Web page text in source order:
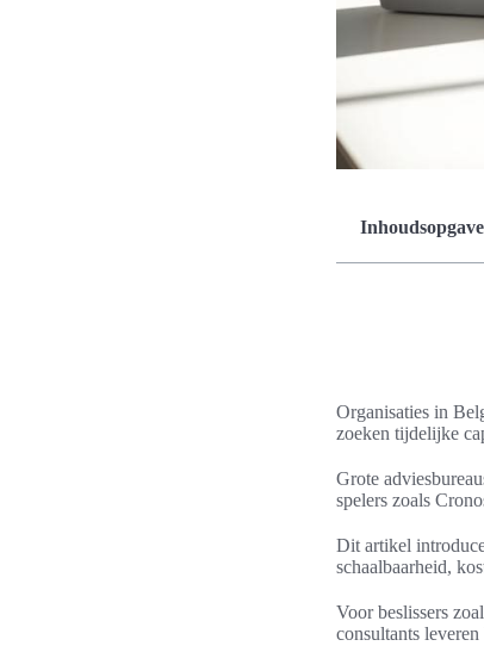
Inhoudsopgave
Organisaties in
zoeken tijdelijke
Grote
spelers zoals
Dit artikel
schaalbaarheid,
Voor beslissers
consultants